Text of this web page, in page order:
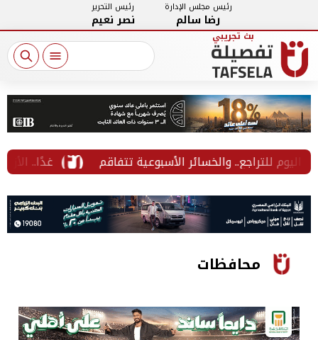
رئيس مجلس الإدارة
رضا سالم
رئيس التحرير
نصر نعيم
غدًا.. الأزهر والخسائر الأسبوعية تتفاقم
محافظات